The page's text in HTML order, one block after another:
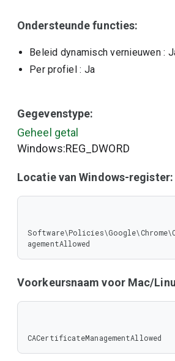
Ondersteunde functies:
Beleid dynamisch vernieuwen :
Per profiel : Ja
Gegevenstype:
Geheel getal
Windows:REG_DWORD
Locatie van Windows-register:
agementAllowed
Voorkeursnaam voor Mac/
CACertificateManagementAllowed